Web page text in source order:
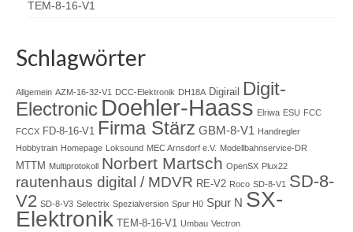
TEM-8-16-V1
Schlagwörter
Allgemein AZM-16-32-V1 DCC-Elektronik DH18A Digirail
Digit-
Electronic Doehler-Haass Elriwa ESU FCC
FCCX FD-8-16-V1 Firma Stärz GBM-8-V1 Handregler
Hobbytrain Homepage Loksound MEC Arnsdorf e.V. Modellbahnservice-DR
MTTM Multiprotokoll Norbert Martsch OpenSX Plux22
rautenhaus digital / MDVR RE-V2 Roco SD-8-V1 SD-8-
V2 SD-8-V3 Selectrix Spezialversion Spur H0 Spur N SX-
Elektronik TEM-8-16-V1 Umbau Vectron